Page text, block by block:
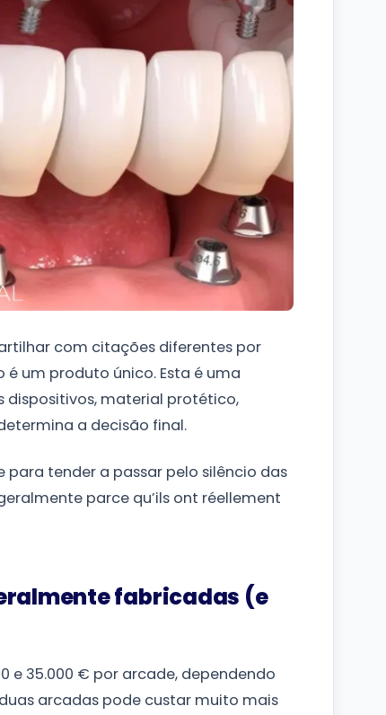
com citações diferentes por
é um produto único. Esta é uma
dispositivos, material protético,
a decisão final.
tender a passar pelo silêncio das
parce qu’ils ont réellement
fabricadas (e
e 35.000 € por arcade, dependendo
arcadas pode custar muito mais